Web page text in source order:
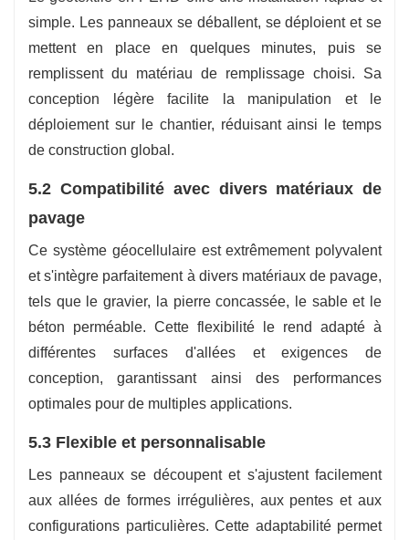
simple. Les panneaux se déballent, se déploient et se
mettent en place en quelques minutes, puis se
remplissent du matériau de remplissage choisi. Sa
conception légère facilite la manipulation et le
déploiement sur le chantier, réduisant ainsi le temps
de construction global.
5.2 Compatibilité avec divers matériaux de
pavage
Ce système géocellulaire est extrêmement polyvalent
et s'intègre parfaitement à divers matériaux de pavage,
tels que le gravier, la pierre concassée, le sable et le
béton perméable. Cette flexibilité le rend adapté à
différentes surfaces d'allées et exigences de
conception, garantissant ainsi des performances
optimales pour de multiples applications.
5.3 Flexible et personnalisable
Les panneaux se découpent et s'ajustent facilement
aux allées de formes irrégulières, aux pentes et aux
configurations particulières. Cette adaptabilité permet